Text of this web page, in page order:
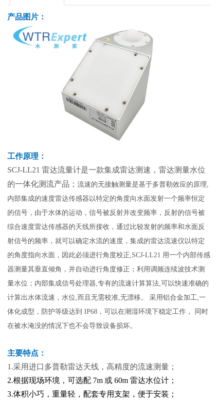
产品图片：
工作原理：
SCJ-LL21 雷达流量计是一款集成雷达测速，雷达测量水位
的一体化测流产品；流速的无接触测量是基于多普勒效应的原理,
内部集成的速度雷达传感器以特定的角度向水面发射一个频率恒定
的信号，由于水体的运动，信号被反射并改变频率，反射的信号被
综合速度雷达传感器的天线所接收，通过比较发射的频率和水面反
射信号的频率，就可以确定水流的速度，集成的雷达流速仪以特定
的角度指向水面，因此必须进行角度校正,SCJ-LL21 用一个内部传感
器测量其垂直倾角，并自动进行角度修正；利用调频连续波技术测
量水位；内部集成信号处理器,专有的流速计算算法,可以快速准确的
计算出水体流速，水位,而且无需校准,无漂移。 采用铝合金加工,一
体化成型，防护等级达到 IP68，可以在潮湿环境下稳定工作， 同时
在被水淹没的情况下也不会导致设备损坏。
主要特点：
1.采用进口多普勒雷达天线，高精度的流速测量；
2.根据现场环境，可选配 7m 或 60m 雷达水位计；
3.体积小巧，重量轻，配套专用支架，便于安装；